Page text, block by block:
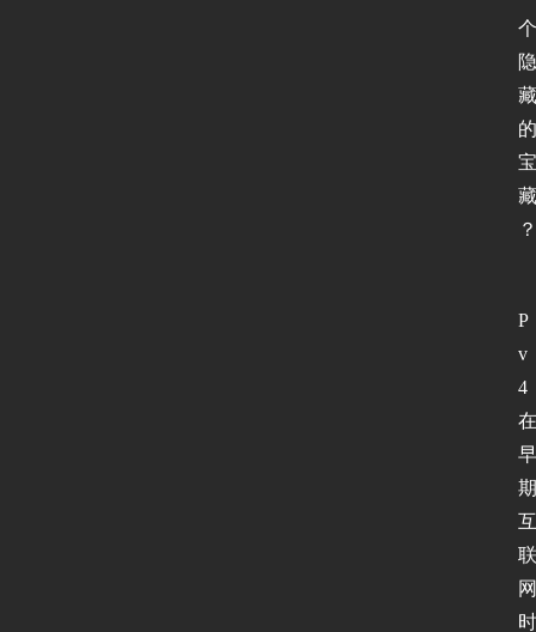
个
隐
藏
的
宝
藏
？
P
v
4
在
早
期
互
联
网
时